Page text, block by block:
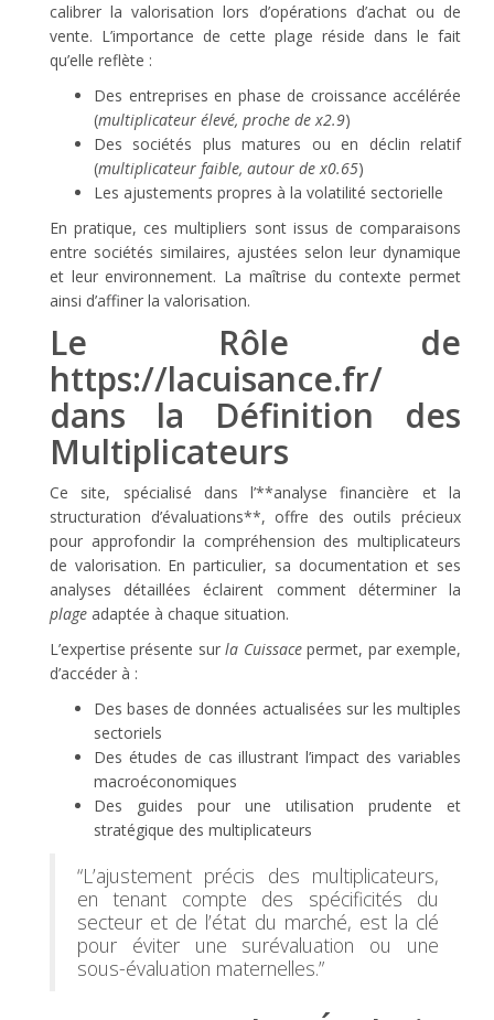
calibrer la valorisation lors d’opérations d’achat ou de
vente. L’importance de cette plage réside dans le fait
qu’elle reflète :
Des entreprises en phase de croissance accélérée
(multiplicateur élevé, proche de x2.9)
Des sociétés plus matures ou en déclin relatif
(multiplicateur faible, autour de x0.65)
Les ajustements propres à la volatilité sectorielle
En pratique, ces multipliers sont issus de comparaisons
entre sociétés similaires, ajustées selon leur dynamique
et leur environnement. La maîtrise du contexte permet
ainsi d’affiner la valorisation.
Le Rôle de
https://lacuisance.fr/
dans la Définition des
Multiplicateurs
Ce site, spécialisé dans l’**analyse financière et la
structuration d’évaluations**, offre des outils précieux
pour approfondir la compréhension des multiplicateurs
de valorisation. En particulier, sa documentation et ses
analyses détaillées éclairent comment déterminer la
plage adaptée à chaque situation.
L’expertise présente surla Cuissacepermet, par exemple,
d’accéder à :
Des bases de données actualisées sur les multiples
sectoriels
Des études de cas illustrant l’impact des variables
macroéconomiques
Des guides pour une utilisation prudente et
stratégique des multiplicateurs
“L’ajustement précis des multiplicateurs,
en tenant compte des spécificités du
secteur et de l’état du marché, est la clé
pour éviter une surévaluation ou une
sous-évaluation maternelles.”